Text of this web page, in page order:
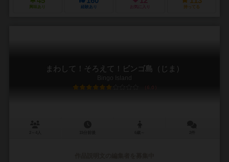
興味あり 経験あり お気に入り 持ってる
まわして！そろえて！ビンゴ島（じま）
Bingo Island
6.0